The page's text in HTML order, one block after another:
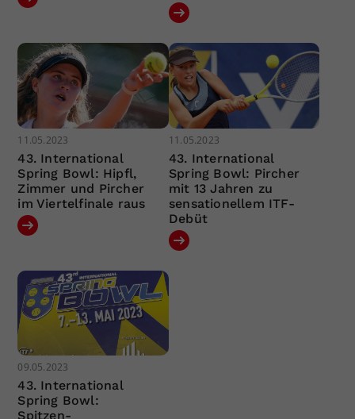
11.05.2023
43. International
Spring Bowl: Hipfl,
Zimmer und Pircher
im Viertelfinale raus
11.05.2023
43. International
Spring Bowl: Pircher
mit 13 Jahren zu
sensationellem ITF-
Debüt
09.05.2023
43. International
Spring Bowl:
Spitzen-